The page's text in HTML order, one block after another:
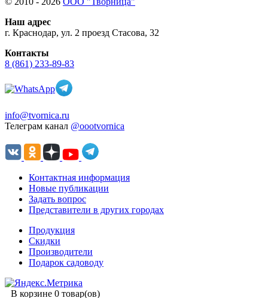
Наш адрес
г. Краснодар, ул. 2 проезд Стасова, 32
Контакты
8 (861) 233-89-83
info@tvornica.ru
Телеграм канал @oootvornica
Контактная информация
Новые публикации
Задать вопрос
Представители в других городах
Продукция
Скидки
Производители
Подарок садоводу
В корзине 0 товар(ов)